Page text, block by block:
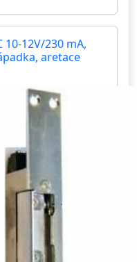
12V/230 mA,
aretace